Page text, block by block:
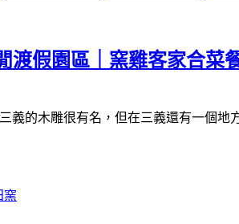
渡假園區｜窯雞客家合
義的木雕很有名，但在三義還有一個地
窯